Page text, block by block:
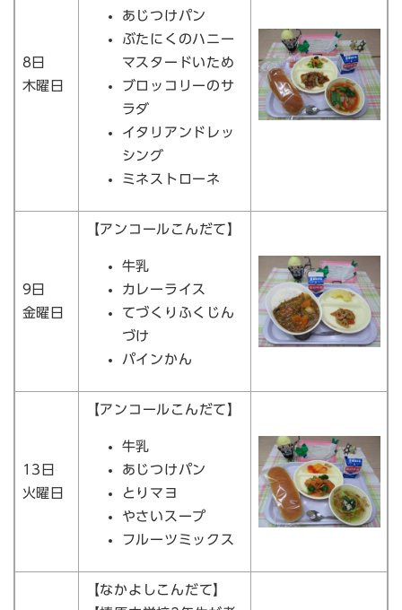
8日
木曜日
あじつけパン
ぶたにくのハニー
マスタードいため
ブロッコリーのサ
ラダ
イタリアンドレッ
シング
ミネストローネ
9日
金曜日
【アンコールこんだて】
牛乳
カレーライス
てづくりふくじん
づけ
パインかん
13日
火曜日
【アンコールこんだて】
牛乳
あじつけパン
とりマヨ
やさいスープ
フルーツミックス
【なかよしこんだて】